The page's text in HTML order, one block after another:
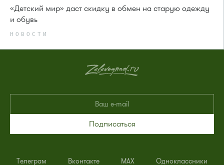
«Детский мир» даст скидку в обмен на старую одежду
и обувь
НОВОСТИ
Подписаться
Телеграм Вконтакте MAX Одноклассники